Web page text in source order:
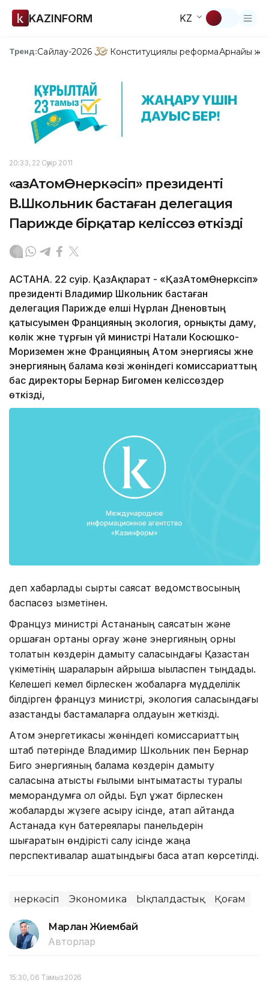
KAZINFORM KZ
Тренд:Сайлау-2026 Конституциялық реформаАрнайы
20:33, 22 Сәуір 2011
«ҚазАтомӨнеркәсіп» президенті
В.Школьник бастаған делегация
Парижде бірқатар келіссөз өткізді
АСТАНА. 22 сәуір. ҚазАқпарат - «ҚазАтомӨнеркәсіп»
президенті Владимир Школьник бастаған
делегация Парижде елші Нұрлан Дәненовтың
қатысуымен Францияның экология, орнықты даму,
көлік және тұрғын үй министрі Натали Косюшко-
Мориземен және Францияның Атом энергиясы және
энергияның балама көзі жөніндегі комиссариаттың
бас директоры Бернар Бигомен келіссөздер
өткізді,
деп хабарлады сыртқы саясат ведомствосының
баспасөз қызметінен.
Француз министрі Астананың саясатын және
қоршаған ортаны қорғау және энергияның орны
толатын көздерін дамыту саласындағы Қазақстан
үкіметінің шараларын айрықша ықыласпен тыңдады.
Келешегі кемел бірлескен жобаларға мүдделілік
білдірген француз министрі, экология саласындағы
қазақстандық бастамаларға қолдауын жеткізді.
Атом энергетикасы жөніндегі комиссариаттың
штаб пәтерінде Владимир Школьник пен Бернар
Биго энергияның балама көздерін дамыту
саласына қатысты ғылыми ынтымақтастық туралы
меморандумға қол қойды. Бұл құжат бірлескен
жобаларды жүзеге асыру ісінде, атап айтқанда
Астанада күн батереялары панельдерін
шығаратын өндірісті салу ісінде жаңа
перспективалар ашатындығы баса атап көрсетілді.
Өнеркәсіп Экономика Ықпалдастық Қоғам
Марлан Жиембай
Авторлар
15:30, 06 Тамыз 2026